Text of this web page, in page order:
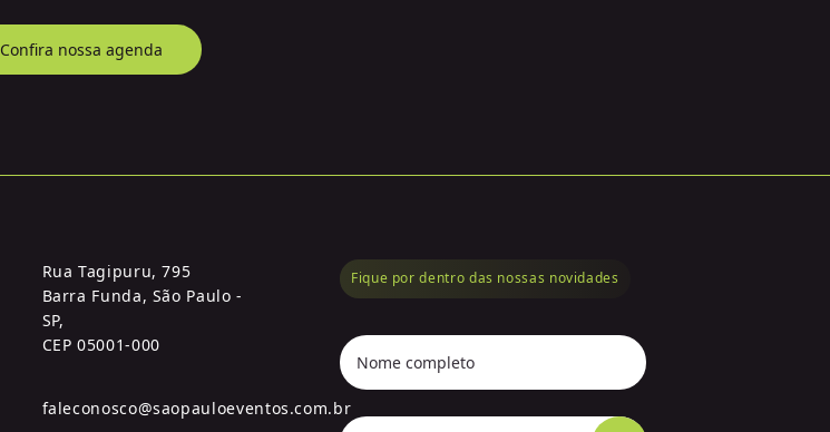
Confira nossa agenda
Rua Tagipuru, 795
Barra Funda, São Paulo -
SP,
CEP 05001-000
faleconosco@saopauloeventos.com.br
Fique por dentro das nossas novidades
Nome completo